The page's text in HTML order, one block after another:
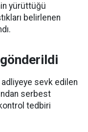
yürüttüğü
belirlenen
sevk edilen
serbest
kontrol tedbiri